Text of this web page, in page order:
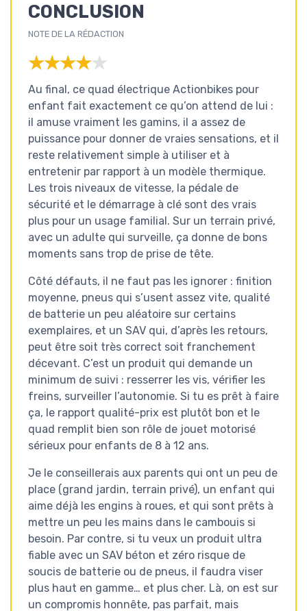
CONCLUSION
NOTE DE LA RÉDACTION
★★★★★
★★★★★
Au final, ce quad électrique Actionbikes pour
enfant fait exactement ce qu’on attend de lui :
il amuse vraiment les gamins, il a assez de
puissance pour donner de vraies sensations, et il
reste relativement simple à utiliser et à
entretenir par rapport à un modèle thermique.
Les trois niveaux de vitesse, la pédale de
sécurité et le démarrage à clé sont des vrais
plus pour un usage familial. Sur un terrain privé,
avec un adulte qui surveille, ça donne de bons
moments sans trop de prise de tête.
Côté défauts, il ne faut pas les ignorer : finition
moyenne, pneus qui s’usent assez vite, qualité
de batterie un peu aléatoire sur certains
exemplaires, et un SAV qui, d’après les retours,
peut être soit très correct soit franchement
décevant. C’est un produit qui demande un
minimum de suivi : resserrer les vis, vérifier les
freins, surveiller l’autonomie. Si tu es prêt à faire
ça, le rapport qualité-prix est plutôt bon et le
quad remplit bien son rôle de jouet motorisé
sérieux pour enfants de 8 à 12 ans.
Je le conseillerais aux parents qui ont un peu de
place (grand jardin, terrain privé), un enfant qui
aime déjà les engins à roues, et qui sont prêts à
mettre un peu les mains dans le cambouis si
besoin. Par contre, si tu veux un produit ultra
fiable avec un SAV béton et zéro risque de
soucis de batterie ou de pneus, il faudra viser
plus haut en gamme… et plus cher. Là, on est sur
un compromis honnête, pas parfait, mais